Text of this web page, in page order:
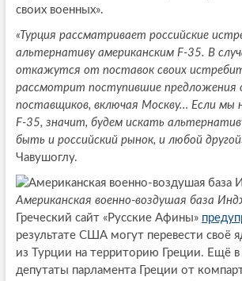
своих военных».
«Турция рассматривает российские
альтернативу американским F-35. В
откажутся от поставок своих
рассмотрит поступившие предложения
поставщиков, включая Москву… Если мы
F-35, значит, будем искать
быть и российский рынок, и любой
Чавушоглу.
Американская военно-воздушая база
Греческий сайт «Русские Афины»
результате США могут перевести своё
из Турции на территорию Греции. Ещё
депутаты парламента Греции от